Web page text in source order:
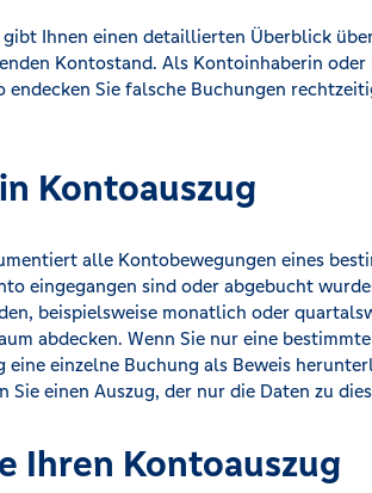
Ihnen einen detaillierten Überblick
Kontostand. Als Kontoinhaberin
endecken Sie falsche Buchungen
Kontoauszug
alle Kontobewegungen eines
eingegangen sind oder abgebucht
beispielsweise monatlich oder
abdecken. Wenn Sie nur eine
eine einzelne Buchung als Beweis
Sie einen Auszug, der nur die Daten zu
Ihren Kontoauszug